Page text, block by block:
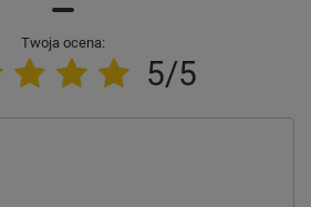
Twoja ocena:
5/5